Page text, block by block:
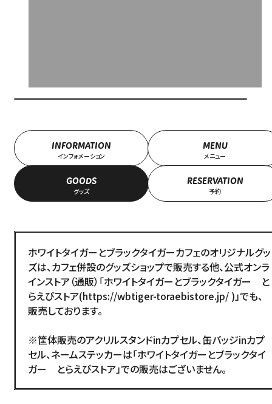
INFORMATION
インフォメーション
MENU
メニュー
GOODS
グッズ
RESERVATION
予約
ホワイトタイガーとブラックタイガーカフェのオリジナルグッ
ズは、カフェ併設のグッズショップで販売する他、公式オンラ
インストア（通販）「ホワイトタイガーとブラックタイガー と
らえびストア(https://wbtiger-toraebistore.jp/ )」でも、
販売しております。
※筐体販売のアクリルスタンドinカプセル、缶バッジinカプ
セル、ネームステッカーは「ホワイトタイガーとブラックタイ
ガー とらえびストア」での販売はございません。